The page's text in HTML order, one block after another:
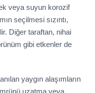
veya suyun korozif
seçilmesi sızıntı,
Diğer taraftan, nihai
gibi etkenler de
yaygın alaşımların
uzatma veya